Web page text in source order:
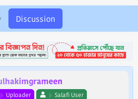
d
t
e
Discussion
Uploader Salafi User